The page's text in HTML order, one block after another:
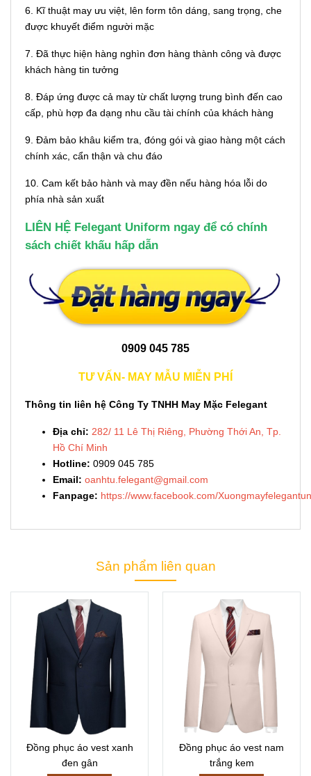
6. Kĩ thuật may ưu việt, lên form tôn dáng, sang trọng, che
được khuyết điểm người mặc
7. Đã thực hiện hàng nghìn đơn hàng thành công và được
khách hàng tin tưởng
8. Đáp ứng được cả may từ chất lượng trung bình đến cao
cấp, phù hợp đa dạng nhu cầu tài chính của khách hàng
9. Đảm bảo khâu kiểm tra, đóng gói và giao hàng một cách
chính xác, cẩn thận và chu đáo
10. Cam kết bảo hành và may đền nếu hàng hóa lỗi do
phía nhà sản xuất
LIÊN HỆ Felegant Uniform ngay để có chính
sách chiết khấu hấp dẫn
0909 045 785
TƯ VẤN- MAY MẪU MIỄN PHÍ
Thông tin liên hệ Công Ty TNHH May Mặc Felegant
Địa chỉ: 282/ 11 Lê Thị Riêng, Phường Thới An, Tp.
Hồ Chí Minh
Hotline: 0909 045 785
Email: oanhtu.felegant@gmail.com
Fanpage: https://www.facebook.com/
Sản phẩm liên quan
Đồng phục áo vest xanh
đen gân
Đồng phục áo vest nam
trắng kem